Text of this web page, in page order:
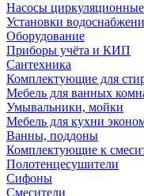
Насосы циркуляционные
Установки
Оборудование
Приборы учёта и КИП
Сантехника
Комплектующие для
Мебель для ванных
Умывальники, мойки
Мебель для кухни
Ванны, поддоны
Комплектующие к
Полотенцесушители
Сифоны
Смесители